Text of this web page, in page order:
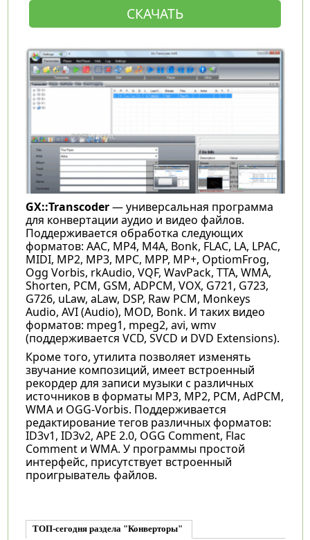
СКАЧАТЬ
GX::Transcoder— универсальная программа
для конвертации аудио и видео файлов.
Поддерживается обработка следующих
форматов: AAC, MP4, M4A, Bonk, FLAC, LA, LPAC,
MIDI, MP2, MP3, MPC, MPP, MP+, OptiomFrog,
Ogg Vorbis, rkAudio, VQF, WavPack, TTA, WMA,
Shorten, PCM, GSM, ADPCM, VOX, G721, G723,
G726, uLaw, aLaw, DSP, Raw PCM, Monkeys
Audio, AVI (Audio), MOD, Bonk. И таких видео
форматов: mpeg1, mpeg2, avi, wmv
(поддерживается VCD, SVCD и DVD Extensions).
Кроме того, утилита позволяет изменять
звучание композиций, имеет встроенный
рекордер для записи музыки с различных
источников в форматы MP3, MP2, PCM, AdPCM,
WMA и OGG-Vorbis. Поддерживается
редактирование тегов различных форматов:
ID3v1, ID3v2, APE 2.0, OGG Comment, Flac
Comment и WMA. У программы простой
интерфейс, присутствует встроенный
проигрыватель файлов.
ТОП-сегодня раздела "Конверторы"